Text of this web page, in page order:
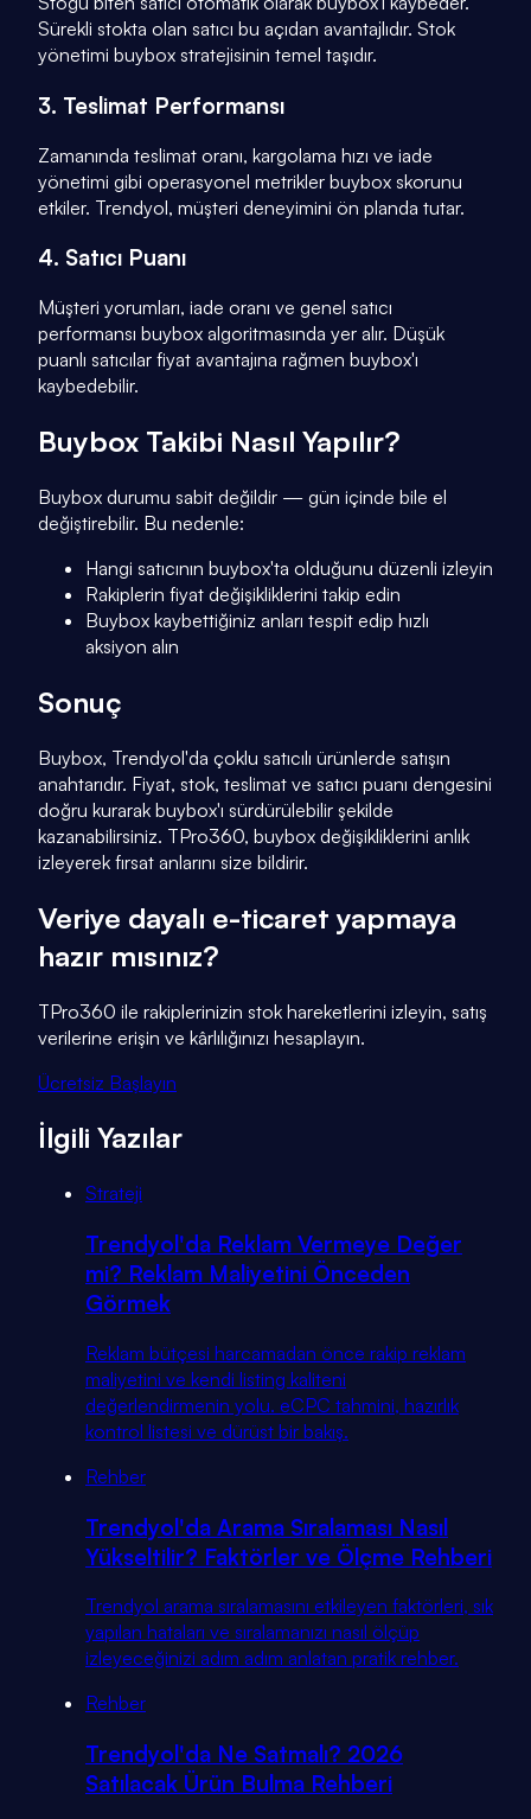
Sürekli stokta olan satıcı bu açıdan avantajlıdır. Stok
yönetimi buybox stratejisinin temel taşıdır.
3. Teslimat Performansı
Zamanında teslimat oranı, kargolama hızı ve iade
yönetimi gibi operasyonel metrikler buybox skorunu
etkiler. Trendyol, müşteri deneyimini ön planda tutar.
4. Satıcı Puanı
Müşteri yorumları, iade oranı ve genel satıcı
performansı buybox algoritmasında yer alır. Düşük
puanlı satıcılar fiyat avantajına rağmen buybox'ı
kaybedebilir.
Buybox Takibi Nasıl Yapılır?
Buybox durumu sabit değildir — gün içinde bile el
değiştirebilir. Bu nedenle:
Hangi satıcının buybox'ta olduğunu düzenli izleyin
Rakiplerin fiyat değişikliklerini takip edin
Buybox kaybettiğiniz anları tespit edip hızlı
aksiyon alın
Sonuç
Buybox, Trendyol'da çoklu satıcılı ürünlerde satışın
anahtarıdır. Fiyat, stok, teslimat ve satıcı puanı dengesini
doğru kurarak buybox'ı sürdürülebilir şekilde
kazanabilirsiniz. TPro360, buybox değişikliklerini anlık
izleyerek fırsat anlarını size bildirir.
Veriye dayalı e-ticaret yapmaya
hazır mısınız?
TPro360 ile rakiplerinizin stok hareketlerini izleyin, satış
verilerine erişin ve kârlılığınızı hesaplayın.
Ücretsiz Başlayın
İlgili Yazılar
Strateji
Trendyol'da Reklam Vermeye Değer
mi? Reklam Maliyetini Önceden
Görmek
Reklam bütçesi harcamadan önce rakip reklam
maliyetini ve kendi listing kaliteni
değerlendirmenin yolu. eCPC tahmini, hazırlık
kontrol listesi ve dürüst bir bakış.
Rehber
Trendyol'da Arama Sıralaması Nasıl
Yükseltilir? Faktörler ve Ölçme Rehberi
Trendyol arama sıralamasını etkileyen faktörleri, sık
yapılan hataları ve sıralamanızı nasıl ölçüp
izleyeceğinizi adım adım anlatan pratik rehber.
Rehber
Trendyol'da Ne Satmalı? 2026
Satılacak Ürün Bulma Rehberi